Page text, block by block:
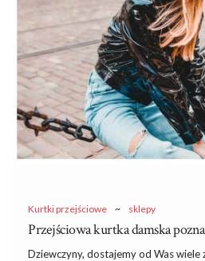
Kurtki przejściowe ~ sklepy
Przejściowa kurtka damska
Dziewczyny, dostajemy od Was wiele